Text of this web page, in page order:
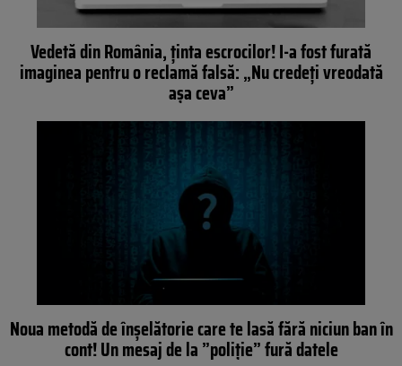
Vedetă din România, ținta escrocilor! I-a fost furată
imaginea pentru o reclamă falsă: „Nu credeți vreodată
așa ceva”
Noua metodă de înșelătorie care te lasă fără niciun ban în
cont! Un mesaj de la ”poliție” fură datele